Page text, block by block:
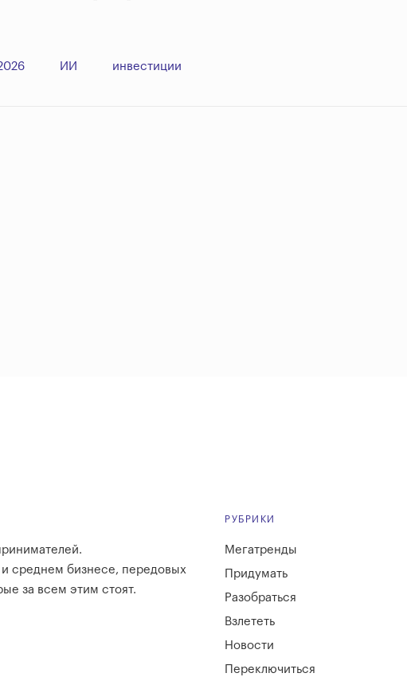
ИИ инвестиции
среднем бизнесе, передовых
за всем этим стоят.
РУБРИКИ
Мегатренды
Придумать
Разобраться
Взлететь
Новости
Переключиться